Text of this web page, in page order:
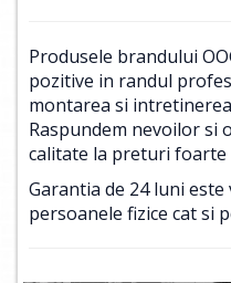
Produsele brandului
pozitive in randul
montarea si
Raspundem nevoilor si
calitate la preturi foarte
Garantia de 24 luni
persoanele fizice cat si